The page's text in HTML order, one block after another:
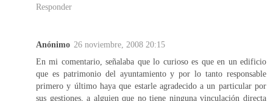
Responder
Anónimo 26 noviembre, 2008 20:15
En mi comentario, señalaba que lo curioso es que en un edificio
que es patrimonio del ayuntamiento y por lo tanto responsable
primero y último haya que estarle agradecido a un particular por
sus gestiones, a alguien que no tiene ninguna vinculación directa